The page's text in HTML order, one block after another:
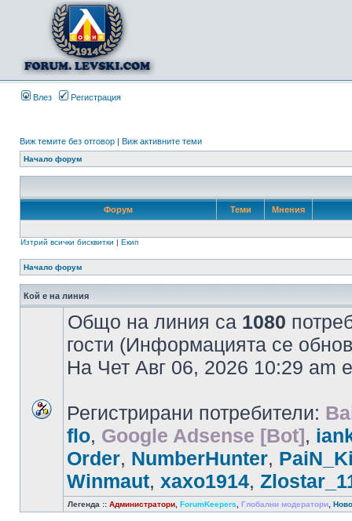
Влез Регистрация
Виж темите без отговор | Виж активните теми
Начало форум
Форум Теми Мнения
Изтрий всички бисквитки | Екип
Начало форум
Кой е на линия
Общо на линия са 1080
гости (Информацията се
На Чет Авг 06, 2026 10:29
Регистрирани потребители:
flo, Google Adsense [Bot],
Order, NumberHunter,
Winmaut, xaxo1914,
Легенда :: Администратори ForumKeepers Глобални модератори